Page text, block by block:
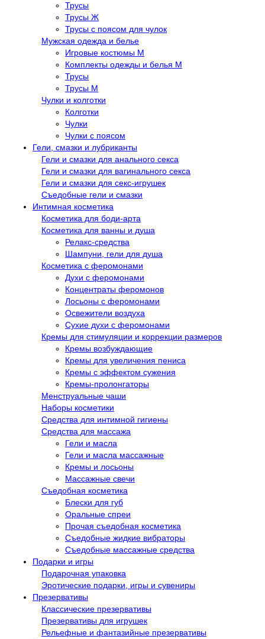
Трусы
Трусы Ж
Трусы с поясом для чулок
Мужская одежда и белье
Игровые костюмы М
Комплекты одежды и белья М
Трусы
Трусы М
Чулки и колготки
Колготки
Чулки
Чулки с поясом
Гели, смазки и лубриканты
Гели и смазки для анального секса
Гели и смазки для вагинального секса
Гели и смазки для секс-игрушек
Съедобные гели и смазки
Интимная косметика
Косметика для боди-арта
Косметика для ванны и душа
Релакс-средства
Шампуни, гели для душа
Косметика с феромонами
Духи с феромонами
Концентраты феромонов
Лосьоны с феромонами
Освежители воздуха
Сухие духи с феромонами
Кремы для стимуляции и коррекции размеров
Кремы возбуждающие
Кремы для увеличения пениса
Кремы с эффектом сужения
Кремы-пролонгаторы
Менструальные чаши
Наборы косметики
Средства для интимной гигиены
Средства для массажа
Гели и масла
Гели и масла массажные
Кремы и лосьоны
Массажные свечи
Съедобная косметика
Блески для губ
Оральные спреи
Прочая съедобная косметика
Съедобные жидкие вибраторы
Съедобные массажные средства
Подарки и игры
Подарочная упаковка
Эротические подарки, игры и сувениры
Презервативы
Классические презервативы
Презервативы для игрушек
Рельефные и фантазийные презервативы